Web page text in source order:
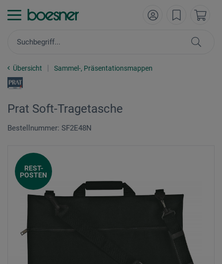
Übersicht Sammel-, Präsentationsmappen
Prat Soft-Tragetasche
Bestellnummer: SF2E48N
REST-
POSTEN